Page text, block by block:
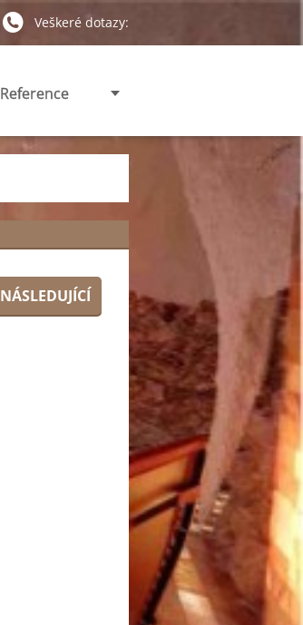
Veškeré dotazy:
Reference
NÁSLEDUJÍCÍ